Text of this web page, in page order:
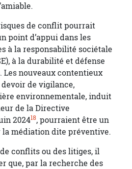
de conflit pourrait
point d’appui dans les
à la responsabilité sociétale
à la durabilité et défense
Les nouveaux contentieux
de vigilance,
environnementale, induit
de la Directive
202418, pourraient être un
médiation dite préventive.
conflits ou des litiges, il
que, par la recherche des